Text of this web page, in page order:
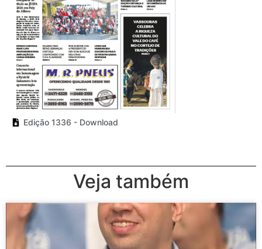
Edição 1336 - Download
Veja também